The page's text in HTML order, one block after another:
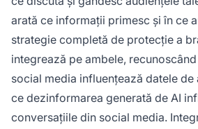
arată ce informații primesc și în ce
strategie completă de protecție a
integrează pe ambele,
social media influențează datele de
ce dezinformarea generată de AI
conversațiile din social media.